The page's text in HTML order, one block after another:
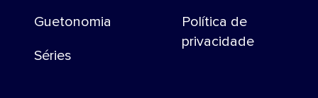
Guetonomia
Séries
Política de
privacidade